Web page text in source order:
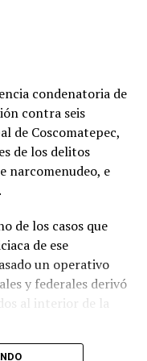
Orizaba
el peritaje
las condiciones del
ya que durante la
el pavimento
la
si existió
de los conductores.
y
distancia de
condenatoria de
contra seis
de Coscomatepec,
de los delitos
narcomenudeo, e
de los casos que
de ese
un operativo
y federales derivó
al interior de la